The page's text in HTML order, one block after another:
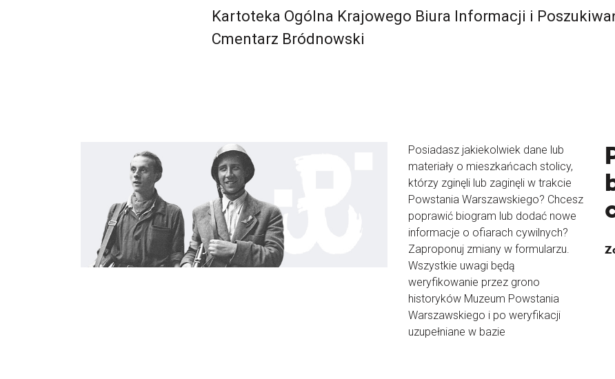
Kartoteka Ogólna Krajowego Biura Informacji i
Cmentarz Bródnowski
Posiadasz jakiekolwiek dane lub
materiały o mieszkańcach stolicy,
którzy zginęli lub zaginęli w trakcie
Powstania Warszawskiego? Chcesz
poprawić biogram lub dodać nowe
informacje o ofiarach cywilnych?
Zaproponuj zmiany w formularzu.
Wszystkie uwagi będą
weryfikowanie przez grono
historyków Muzeum Powstania
Warszawskiego i po weryfikacji
uzupełniane w bazie